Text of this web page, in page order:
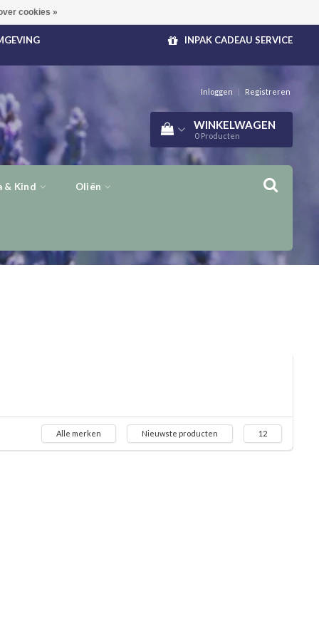
INPAK CADEAU SERVICE
Inloggen | Registreren
WINKELWAGEN
0 Producten
& Kind Oliën
Alle merken Nieuwste producten 12
cookies »